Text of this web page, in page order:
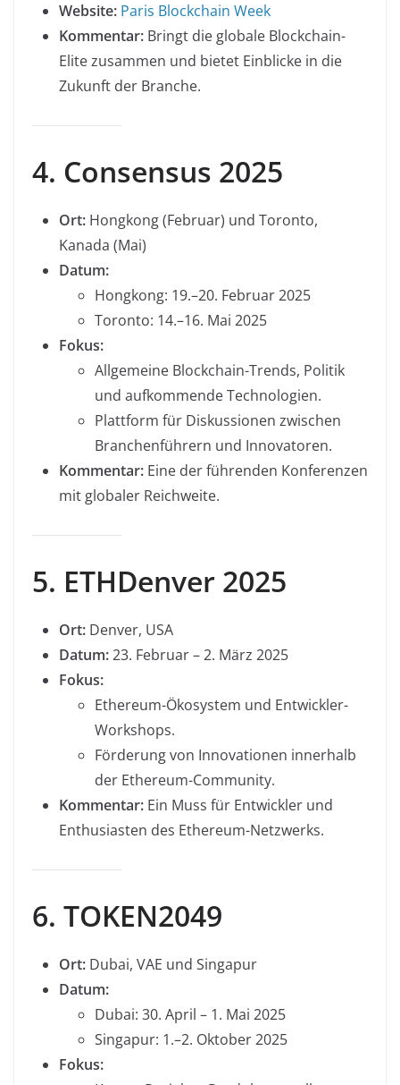
Website: Paris Blockchain Week
Kommentar: Bringt die globale Blockchain-
Elite zusammen und bietet Einblicke in die
Zukunft der Branche.
4. Consensus 2025
Ort: Hongkong (Februar) und Toronto,
Kanada (Mai)
Datum:
Hongkong: 19.–20. Februar 2025
Toronto: 14.–16. Mai 2025
Fokus:
Allgemeine Blockchain-Trends, Politik
und aufkommende Technologien.
Plattform für Diskussionen zwischen
Branchenführern und Innovatoren.
Kommentar: Eine der führenden Konferenzen
mit globaler Reichweite.
5. ETHDenver 2025
Ort: Denver, USA
Datum:23. Februar – 2. März 2025
Fokus:
Ethereum-Ökosystem und Entwickler-
Workshops.
Förderung von Innovationen innerhalb
der Ethereum-Community.
Kommentar: Ein Muss für Entwickler und
Enthusiasten des Ethereum-Netzwerks.
6. TOKEN2049
Ort: Dubai, VAE und Singapur
Datum:
Dubai: 30. April – 1. Mai 2025
Singapur: 1.–2. Oktober 2025
Fokus: